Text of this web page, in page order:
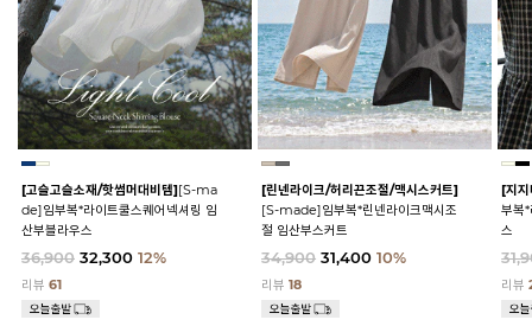
[고슬고슬소재/핫썸머대비템][S-ma
de]임부복*라이트쿨스퀘어넥셔링 임
산부블라우스
36,900 32,300 12%
리뷰 61
[린넨라이크/허리끈조절/맥시스커트]
[S-made]임부복*린넨라이크맥시조
절 임산부스커트
34,900 31,400 10%
리뷰18
[지
부복
스
리뷰